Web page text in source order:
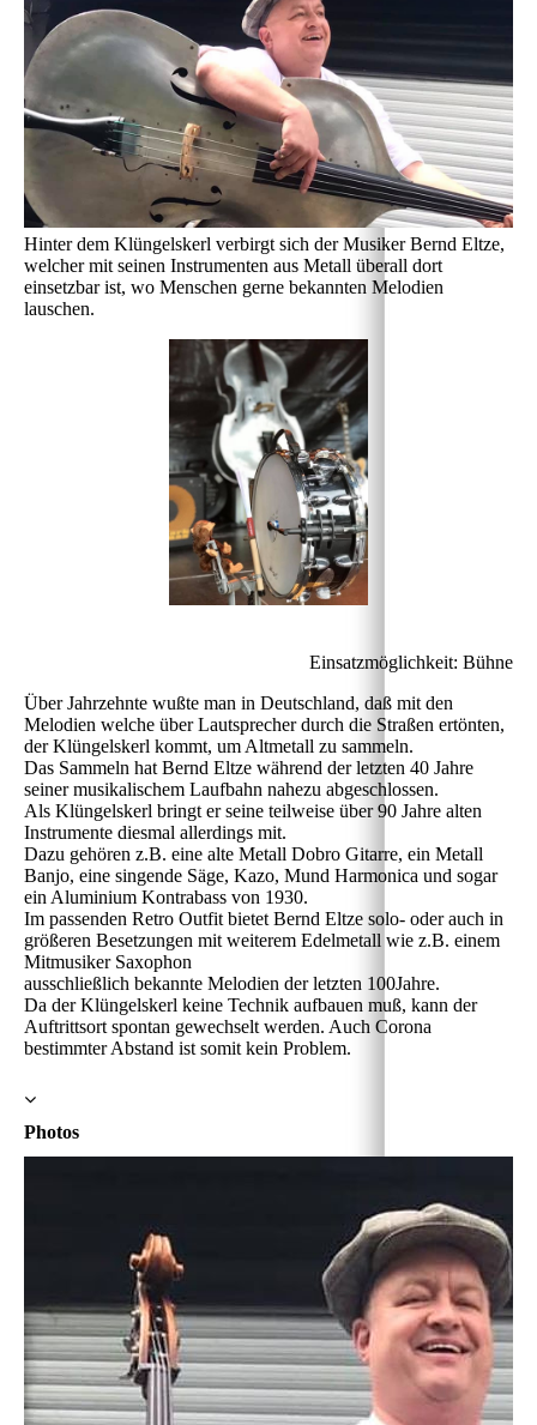
Hinter dem Klüngelskerl verbirgt sich der Musiker Bernd Eltze,
welcher mit seinen Instrumenten aus Metall überall dort
einsetzbar ist, wo Menschen gerne bekannten Melodien
lauschen.
Einsatzmöglichkeit: Bühne
Über Jahrzehnte wußte man in Deutschland, daß mit den
Melodien welche über Lautsprecher durch die Straßen ertönten,
der Klüngelskerl kommt, um Altmetall zu sammeln.
Das Sammeln hat Bernd Eltze während der letzten 40 Jahre
seiner musikalischem Laufbahn nahezu abgeschlossen.
Als Klüngelskerl bringt er seine teilweise über 90 Jahre alten
Instrumente diesmal allerdings mit.
Dazu gehören z.B. eine alte Metall Dobro Gitarre, ein Metall
Banjo, eine singende Säge, Kazo, Mund Harmonica und sogar
ein Aluminium Kontrabass von 1930.
Im passenden Retro Outfit bietet Bernd Eltze solo- oder auch in
größeren Besetzungen mit weiterem Edelmetall wie z.B. einem
Mitmusiker Saxophon
ausschließlich bekannte Melodien der letzten 100Jahre.
Da der Klüngelskerl keine Technik aufbauen muß, kann der
Auftrittsort spontan gewechselt werden. Auch Corona
bestimmter Abstand ist somit kein Problem.
Photos